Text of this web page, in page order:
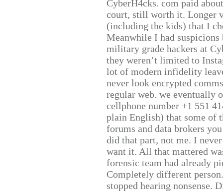
CyberH4cks. com paid
court, still worth it. Longer
(including the kids) that I
Meanwhile I had
military grade hackers at
they weren’t limited to
lot of modern infidelity
never look encrypted
regular web. we eventually
cellphone number +1 551
plain English) that some of
forums and data brokers
did that part, not me. I
want it. All that mattered
forensic team had already
Completely different
stopped hearing nonsense.